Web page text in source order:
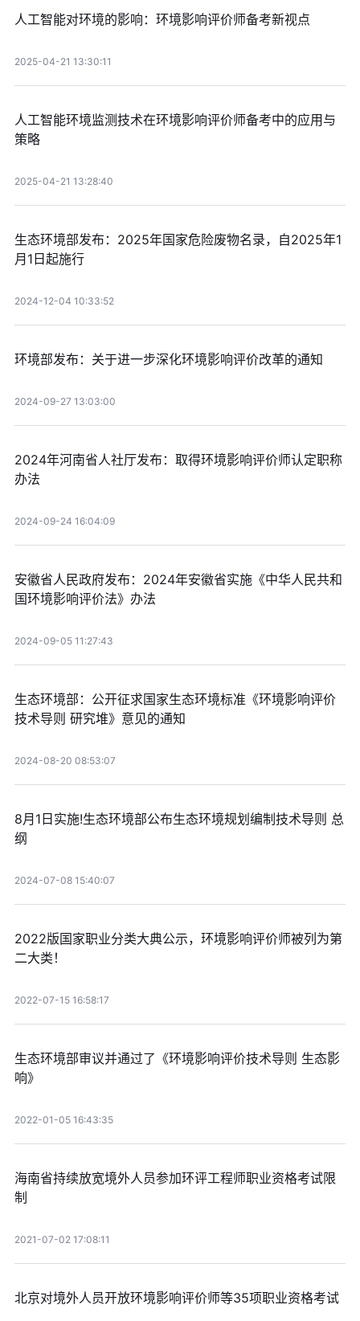
人工智能对环境的影响：环境影响评价师备考新视点
2025-04-21 13:30:11
人工智能环境监测技术在环境影响评价师备考中的应用与
策略
2025-04-21 13:28:40
生态环境部发布：2025年国家危险废物名录，自2025年1
月1日起施行
2024-12-04 10:33:52
环境部发布：关于进一步深化环境影响评价改革的通知
2024-09-27 13:03:00
2024年河南省人社厅发布：取得环境影响评价师认定职称
办法
2024-09-24 16:04:09
安徽省人民政府发布：2024年安徽省实施《中华人民共和
国环境影响评价法》办法
2024-09-05 11:27:43
生态环境部：公开征求国家生态环境标准《环境影响评价
技术导则 研究堆》意见的通知
2024-08-20 08:53:07
8月1日实施!生态环境部公布生态环境规划编制技术导则 总
纲
2024-07-08 15:40:07
2022版国家职业分类大典公示，环境影响评价师被列为第
二大类！
2022-07-15 16:58:17
生态环境部审议并通过了《环境影响评价技术导则 生态影
响》
2022-01-05 16:43:35
海南省持续放宽境外人员参加环评工程师职业资格考试限
制
2021-07-02 17:08:11
北京对境外人员开放环境影响评价师等35项职业资格考试